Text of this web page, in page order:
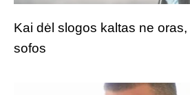
Kai dėl slogos kaltas ne
sofos